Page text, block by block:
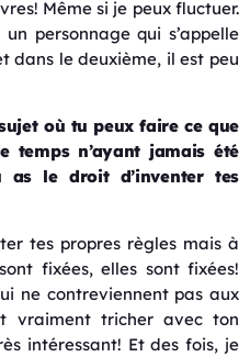
Même si je peux fluctuer.
personnage qui s’appelle
dans le deuxième, il est peu
où tu peux faire ce que
temps n’ayant jamais été
le droit d’inventer tes
tes propres règles mais à
fixées, elles sont fixées!
ne contreviennent pas aux
vraiment tricher avec ton
intéressant! Et des fois, je